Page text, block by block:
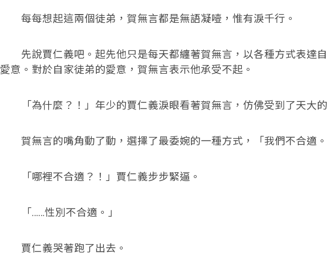
每每想起這兩個徒弟，賀無言都是無語凝噎，惟有淚千行。
先說賈仁義吧。起先他只是每天都纏著賀無言，以各種方式表達
愛意。對於自家徒弟的愛意，賀無言表示他承受不起。
「為什麼？！」年少的賈仁義淚眼看著賀無言，仿佛受到了天大的
賀無言的嘴角動了動，選擇了最委婉的一種方式，「我們不合適。
「哪裡不合適？！」賈仁義步步緊逼。
「……性別不合適。」
賈仁義哭著跑了出去。